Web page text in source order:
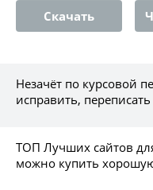
Скачать
Незачёт по курсовой
исправить,
ТОП Лучших сайтов
можно купить